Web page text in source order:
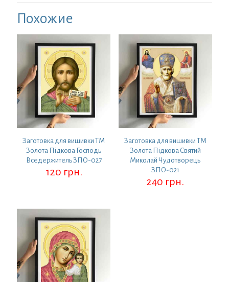
Похожие
Заготовка для вишивки ТМ
Золота Підкова Господь
Вседержитель ЗПО-027
120 грн.
Заготовка для вишивки ТМ
Золота Підкова Святий
Миколай Чудотворець
ЗПО-021
240 грн.